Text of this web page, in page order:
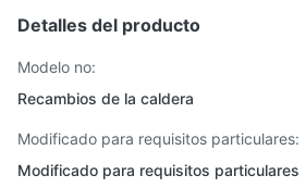
Detalles del producto
Modelo no:
Recambios de la caldera
Modificado para requisitos particulares:
Modificado para requisitos particulares